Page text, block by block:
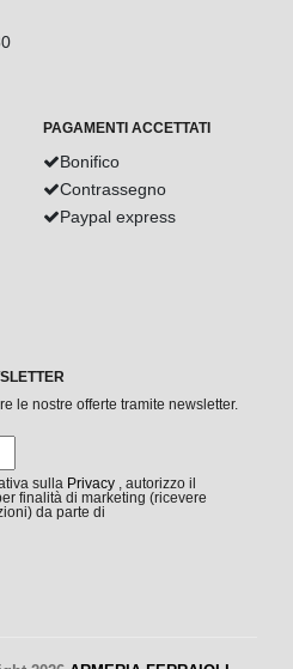
PAGAMENTI ACCETTATI
Bonifico
Contrassegno
Paypal express
le nostre offerte tramite newsletter.
sulla Privacy , autorizzo il
finalità di marketing (ricevere
da parte di